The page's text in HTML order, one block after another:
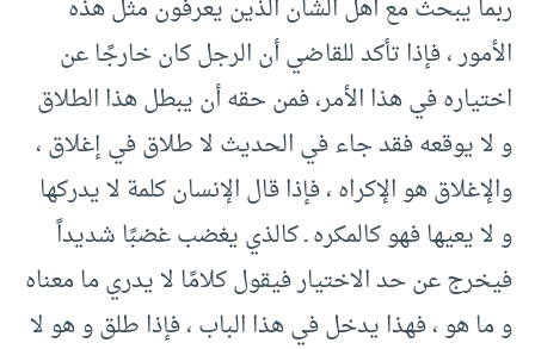
ربما يبحث مع أهل الشأن الذين يعرفون مثل هذه
الأمور ، فإذا تأكد للقاضي أن الرجل كان خارجًا عن
اختياره في هذا الأمر، فمن حقه أن يبطل هذا الطلاق
و لا يوقعه فقد جاء في الحديث لا طلاق في إغلاق ،
والإغلاق هو الإكراه ، فإذا قال الإنسان كلمة لا يدركها
و لا يعيها فهو كالمكره ـ كالذي يغضب غضبًا شديداً
فيخرج عن حد الاختيار فيقول كلامًا لا يدري ما معناه
و ما هو ، فهذا يدخل في هذا الباب ، فإذا طلق و هو لا